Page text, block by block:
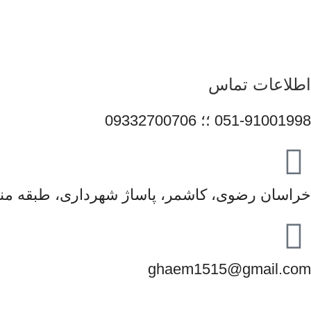
اطلاعات تماس
051-91001998 ؛؛ 09332700706
خراسان رضوی، کاشمر، پاساژ شهرداری، طبقه
ghaem1515@gmail.com